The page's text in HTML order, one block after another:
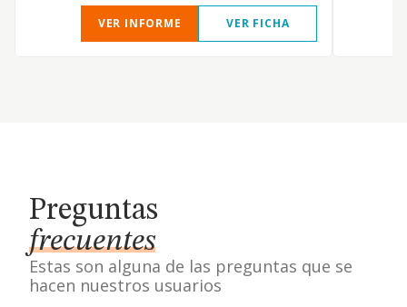
VER INFORME VER FICHA
Preguntas
frecuentes
Estas son alguna de las preguntas que se
hacen nuestros usuarios